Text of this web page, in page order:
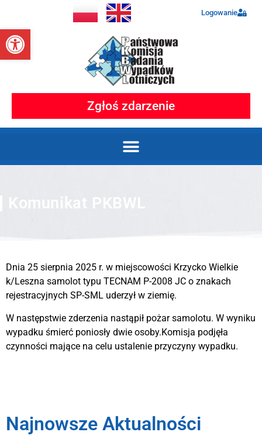
Otwórz pasek narzędzi
Logowanie
Zgłoś zdarzenie
Komunikat PKBWL
Dnia 25 sierpnia 2025 r. w miejscowości Krzycko Wielkie
k/Leszna samolot typu TECNAM P-2008 JC o znakach
rejestracyjnych SP-SML uderzył w ziemię.
W następstwie zderzenia nastąpił pożar samolotu. W wyniku
wypadku śmierć poniosły dwie osoby.Komisja podjęła
czynności mające na celu ustalenie przyczyny wypadku.
Najnowsze Aktualności